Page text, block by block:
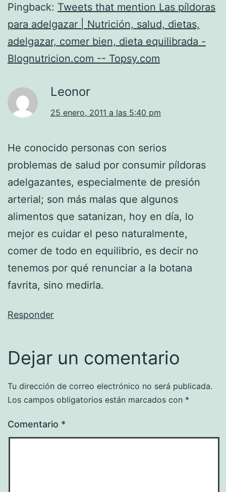
Pingback: Tweets that mention Las píldoras
para adelgazar | Nutrición, salud, dietas,
adelgazar, comer bien, dieta equilibrada -
Blognutricion.com -- Topsy.com
Leonor
25 enero, 2011 a las 5:40 pm
He conocido personas con serios
problemas de salud por consumir píldoras
adelgazantes, especialmente de presión
arterial; son más malas que algunos
alimentos que satanizan, hoy en día, lo
mejor es cuidar el peso naturalmente,
comer de todo en equilibrio, es decir no
tenemos por qué renunciar a la botana
favrita, sino medirla.
Responder
Dejar un comentario
Tu dirección de correo electrónico no será publicada.
Los campos obligatorios están marcados con *
Comentario *